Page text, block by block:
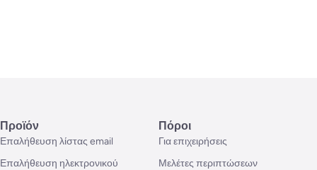
Προϊόν
Επαλήθευση λίστας email
Επαλήθευση ηλεκτρονικού
Πόροι
Για επιχειρήσεις
Μελέτες περιπτώσεων